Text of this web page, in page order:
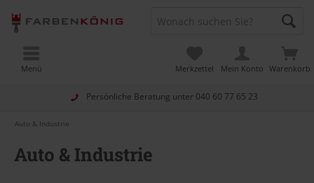
Persönliche Beratung unter 040 60 77 65 23
Warenkorb
Merkzettel Mein Konto
Menü
Auto & Industrie
Auto & Industrie